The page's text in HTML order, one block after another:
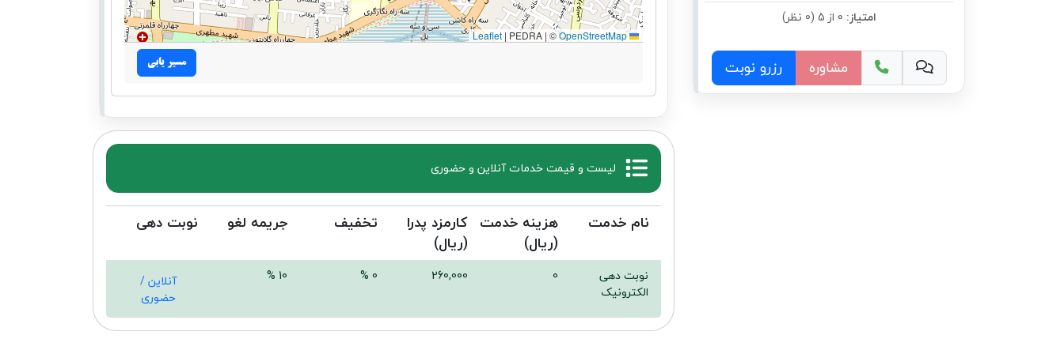
امتیاز:
مشاوره رزرو نوبت
Leaflet
| PEDRA | ©OpenStreetMap
مسیر یابی
لیست و قیمت خدمات آنلاین و حضوری
نام خدمت
هزینه خدمت
(ریال)
کارمزد پدرا
(ریال)
تخفیف جریمه لغو نوبت دهی
نوبت دهی
الکترونیک
0
260,000
0 %
10 %
آنلاین /
حضوری